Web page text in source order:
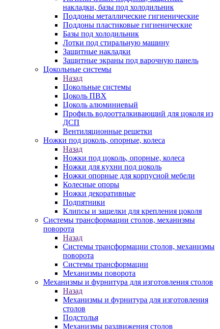
накладки, базы под холодильник
Поддоны металлические гигиенические
Поддоны пластиковые гигиенические
Базы под холодильник
Лотки под стиральную машину
Защитные накладки
Защитные экраны под варочную панель
Цокольные системы
Назад
Цокольные системы
Цоколь ПВХ
Цоколь алюминиевый
Профиль водоотталкивающий для цоколя из
ДСП
Вентиляционные решетки
Ножки под цоколь, опорные, колеса
Назад
Ножки под цоколь, опорные, колеса
Ножки для кухни под цоколь
Ножки опорные для корпусной мебели
Колесные опоры
Ножки декоративные
Подпятники
Клипсы и защелки для крепления цоколя
Системы трансформации столов, механизмы
поворота
Назад
Системы трансформации столов, механизмы
поворота
Системы трансформации
Механизмы поворота
Механизмы и фурнитура для изготовления столов
Назад
Механизмы и фурнитура для изготовления
столов
Подстолья
Механизмы раздвижения столов